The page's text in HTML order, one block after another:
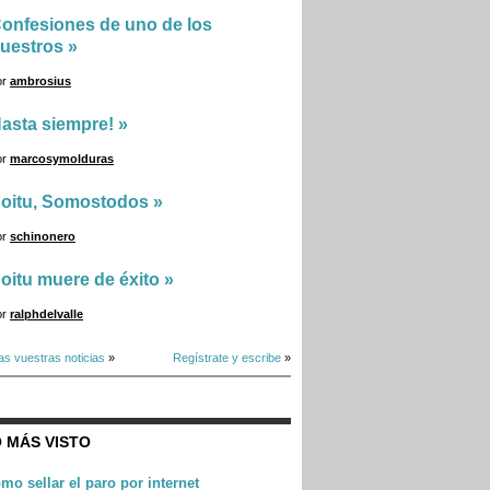
de uno de los
»
ambrosius
siempre! »
marcosymolduras
Somostodos »
schinonero
muere de éxito »
ralphdelvalle
vuestras noticias » Regístrate y escribe »
MÁS VISTO
sellar el paro por internet